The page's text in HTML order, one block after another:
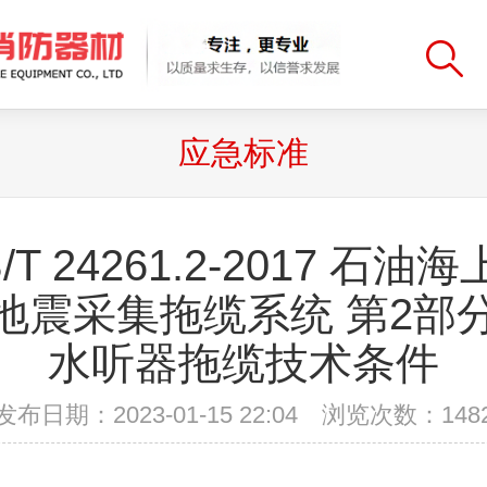
应急标准
T 24261.2-2017 石油海
震采集拖缆系统 第2部
水听器拖缆技术条件
布日期：2023-01-15 22:04 浏览次数：